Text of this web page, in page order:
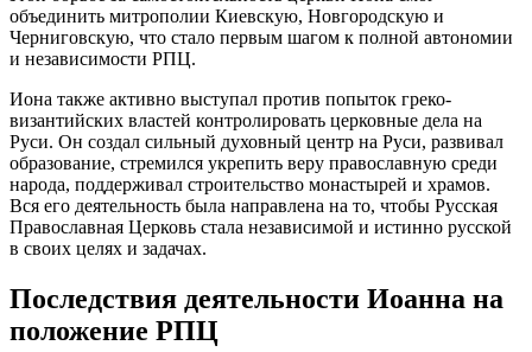
объединить митрополии Киевскую, Новгородскую и
Черниговскую, что стало первым шагом к полной автономии
и независимости РПЦ.
Иона также активно выступал против попыток греко-
византийских властей контролировать церковные дела на
Руси. Он создал сильный духовный центр на Руси, развивал
образование, стремился укрепить веру православную среди
народа, поддерживал строительство монастырей и храмов.
Вся его деятельность была направлена на то, чтобы Русская
Православная Церковь стала независимой и истинно русской
в своих целях и задачах.
Последствия деятельности Иоанна на
положение РПЦ